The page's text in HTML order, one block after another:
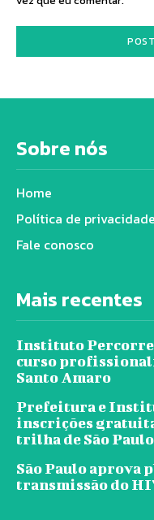
Sobre nós
Home
Política de privacidade
Fale conosco
Mais recentes
Instituto Percorre
curso
Santo Amaro
Prefeitura e
inscrições
trilha de São Paulo
São Paulo aprova
transmissão do